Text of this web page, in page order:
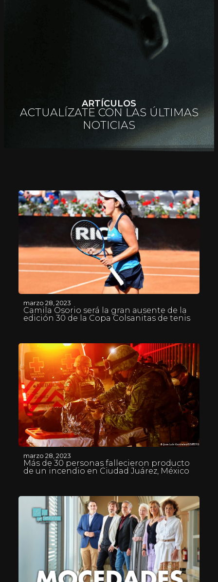
ARTÍCULOS
ACTUALÍZATE CON LAS ÚLTIMAS
NOTICIAS
marzo 28, 2023
Camila Osorio será la gran ausente de la
edición 30 de la Copa Colsanitas de tenis
marzo 28, 2023
Más de 30 personas fallecieron producto
de un incendio en Ciudad Juárez, México